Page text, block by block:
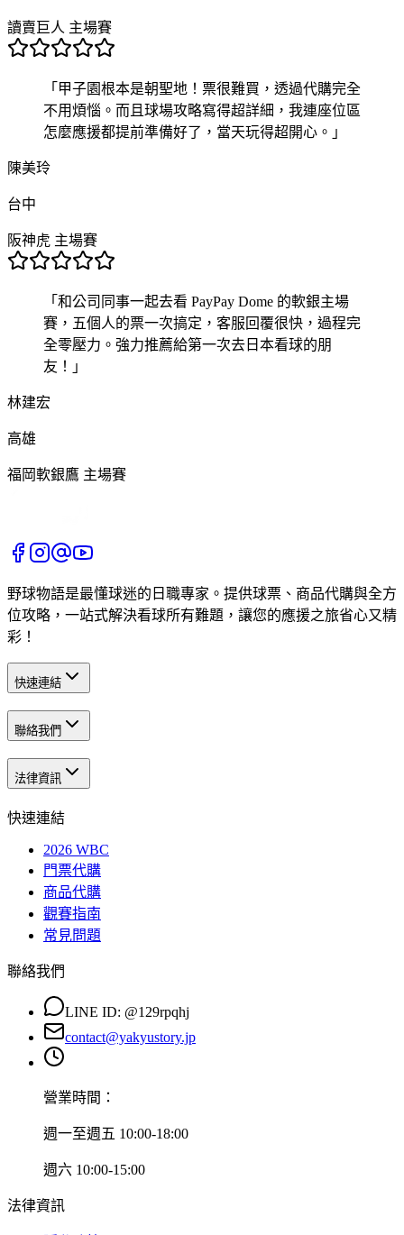
讀賣巨人 主場賽
「 甲子園根本是朝聖地！票很難買，透過代購完全
不用煩惱。而且球場攻略寫得超詳細，我連座位區
怎麼應援都提前準備好了，當天玩得超開心。 」
陳美玲
台中
阪神虎 主場賽
「 和公司同事一起去看 PayPay Dome 的軟銀主場
賽，五個人的票一次搞定，客服回覆很快，過程完
全零壓力。強力推薦給第一次去日本看球的朋
友！
」
林建宏
高雄
福岡軟銀鷹 主場賽
野球物語是最懂球迷的日職專家。提供球票、商品代購與全方
位攻略，一站式解決看球所有難題，讓您的應援之旅省心又精
彩！
快速連結
聯絡我們
法律資訊
快速連結
2026 WBC
門票代購
商品代購
觀賽指南
常見問題
聯絡我們
LINE ID: @129rpqhj
contact@yakyustory.jp
營業時間：
週一至週五 10:00-18:00
週六 10:00-15:00
法律資訊